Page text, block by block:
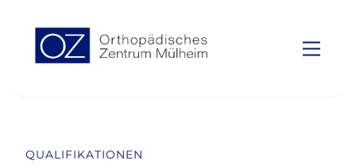
content
QUALIFIKATIONEN
Top